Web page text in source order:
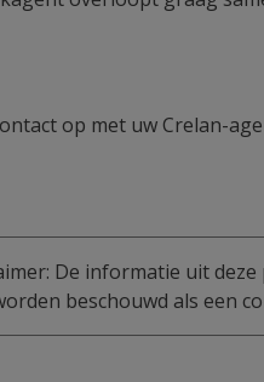
op met uw Crelan-
De informatie uit
beschouwd als een